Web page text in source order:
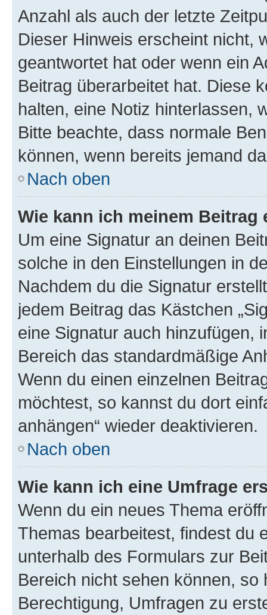
Anzahl als auch der letzte
Dieser Hinweis erscheint nicht,
geantwortet hat oder wenn ein
Beitrag überarbeitet hat. Diese
halten, eine Notiz hinterlassen,
Bitte beachte, dass normale
können, wenn bereits jemand
Nach oben
Wie kann ich meinem
Um eine Signatur an deinen
solche in den Einstellungen in
Nachdem du die Signatur
jedem Beitrag das Kästchen
eine Signatur auch hinzufügen,
Bereich das standardmäßige
Wenn du einen einzelnen
möchtest, so kannst du dort
anhängen“ wieder deaktivieren.
Nach oben
Wie kann ich eine Umfrage
Wenn du ein neues Thema
Themas bearbeitest, findest du
unterhalb des Formulars zur
Bereich nicht sehen können,
Berechtigung, Umfragen zu